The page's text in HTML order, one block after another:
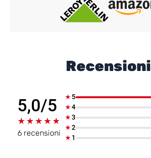
Recensioni
5,0/5
★★★★★
★★★★★
6 recensioni
★5
★4
★3
★2
★1